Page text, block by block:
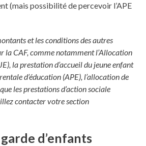
(mais possibilité de percevoir l’APE
et les conditions des autres
la CAF, comme notamment l’Allocation
la prestation d’accueil du jeune enfant
d’éducation (APE), l’allocation de
les prestations d’action sociale
contacter votre section
d’enfants